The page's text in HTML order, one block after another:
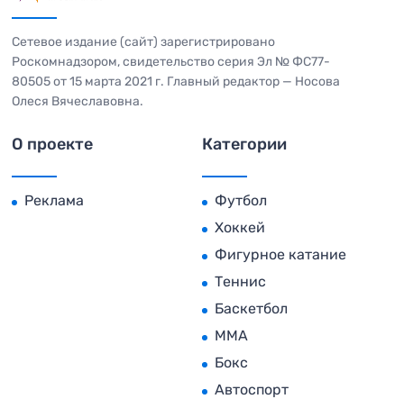
Сетевое издание (сайт) зарегистрировано
Роскомнадзором, свидетельство серия Эл № ФС77-
80505 от 15 марта 2021 г. Главный редактор — Носова
Олеся Вячеславовна.
О проекте
Реклама
Категории
Футбол
Хоккей
Фигурное катание
Теннис
Баскетбол
MMA
Бокс
Автоспорт